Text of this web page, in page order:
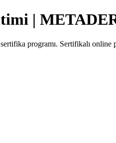
|
programı. Sertifikalı